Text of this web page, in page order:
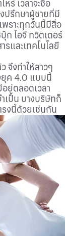
ร่ เวลาจะซื้อ
ปรึกษาผู้ชายที่มี
พราะทุกวันนี้มีสื่อ
ก ไอจี ทวิตเตอร์
และเทคโนโลยี
จึงทำให้สาวๆ
ยุค 4.0 แบบนี้
ยู่ตลอดเวลา
เป็น บางบริษัทก็
รงนี้ด้วยเช่นกัน